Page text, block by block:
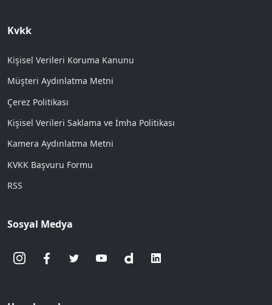
Kvkk
Kişisel Verileri Koruma Kanunu
Müşteri Aydınlatma Metni
Çerez Politikası
Kişisel Verileri Saklama ve İmha Politikası
Kamera Aydınlatma Metni
KVKK Başvuru Formu
RSS
Sosyal Medya